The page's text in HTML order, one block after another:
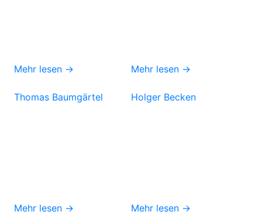
Mehr lesen → Mehr lesen →
Thomas Baumgärtel
Mehr lesen →
Holger Becken
Mehr lesen →